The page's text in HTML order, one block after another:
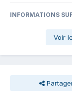
INFORMATIONS
Voir